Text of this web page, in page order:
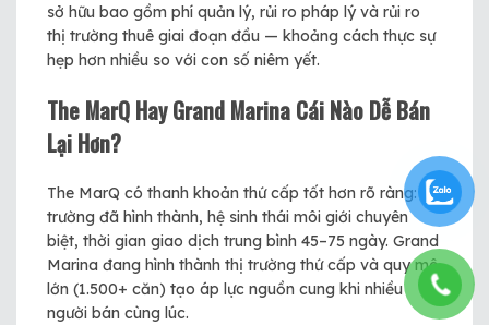
sở hữu bao gồm phí quản lý, rủi ro pháp lý và rủi ro
thị trường thuê giai đoạn đầu — khoảng cách thực sự
hẹp hơn nhiều so với con số niêm yết.
The MarQ Hay Grand Marina Cái Nào Dễ Bán
Lại Hơn?
The MarQ có thanh khoản thứ cấp tốt hơn rõ ràng: thị
trường đã hình thành, hệ sinh thái môi giới chuyên
biệt, thời gian giao dịch trung bình 45–75 ngày. Grand
Marina đang hình thành thị trường thứ cấp và quy mô
lớn (1.500+ căn) tạo áp lực nguồn cung khi nhiều
người bán cùng lúc.